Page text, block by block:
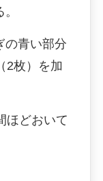
の青い部分
2枚）を加
ほどおいて